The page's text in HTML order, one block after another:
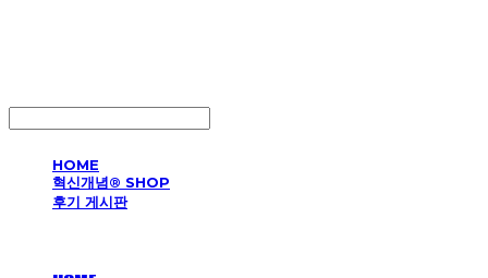
HOME
혁신개념® SHOP
후기 게시판